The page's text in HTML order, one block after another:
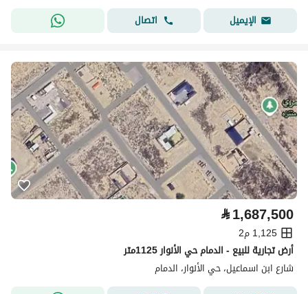
الإيميل
اتصال
⃁1,687,500
1,125 م2
أرض تجارية للبيع - الدمام حي الأنوار 1125متر
شارع ابن اسماعيل، حي الأنوار، الدمام